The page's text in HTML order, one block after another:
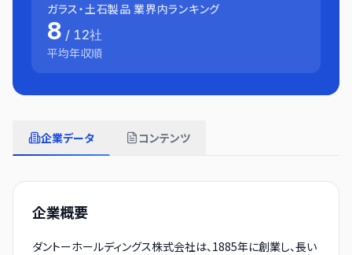
ガラス・土石製品 業界内ランキング
8 / 12社
平均年収順
企業データ コンテンツ
企業概要
ダントーホールディングス株式会社は、1885年に創業し、長い